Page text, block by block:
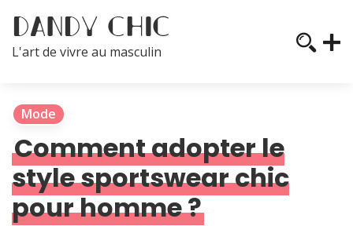
L'art de vivre au masculin
Mode
Comment adopter le
style sportswear chic
pour homme ?